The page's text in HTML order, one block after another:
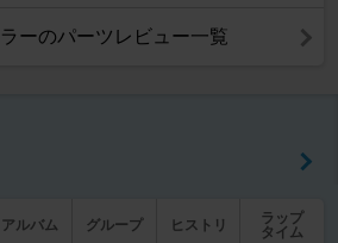
ーのパーツレビュー一覧
アルバム グループ ヒストリ
ラップ
タイム